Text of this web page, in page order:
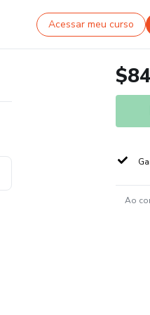
Acessar meu curso
Ao